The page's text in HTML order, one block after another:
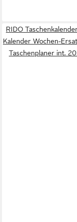
RIDO
Kalender Wochen-
Taschenplaner int.